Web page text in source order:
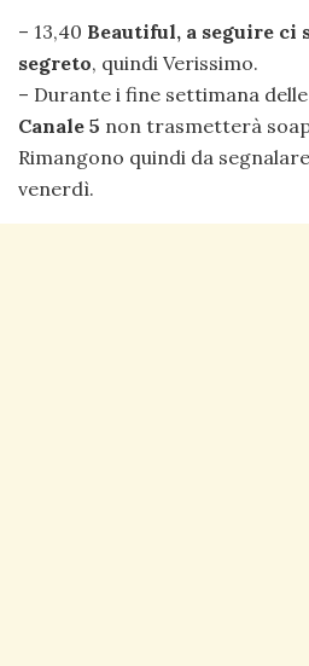
– 13,40 Beautiful, a seguire ci
segreto, quindi Verissimo.
– Durante i fine settimana
Canale 5 non trasmetterà
Rimangono quindi da
venerdì.